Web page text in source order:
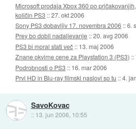
Microsoft prodaja Xbox 360 po
količin PS3 ::27. okt 2006
Sony PS3 dobavljiv 17. novembra 2006 ::6.
Prey bo dobil nadaljevanje ::20. avg 2006
PS3 bi moral stati več :: 13. maj 2006
Znane okvirne cene za Playstation 3 (PS3) ::
Podrobnosti o PS3 :: 16. mar 2006
Prvi HD in Blu-ray filmski naslovi so tu ::4.
SavoKovac
:: 13. jun 2006, 10:55